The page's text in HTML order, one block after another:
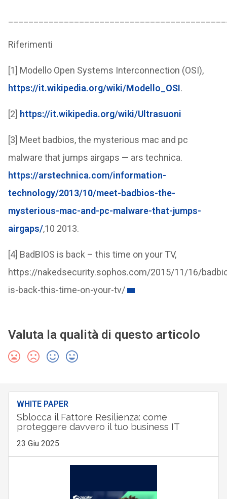
Riferimenti
[1] Modello Open Systems Interconnection (OSI),
https://it.wikipedia.org/wiki/Modello_OSI.
[2] https://it.wikipedia.org/wiki/Ultrasuoni
[3] Meet badbios, the mysterious mac and pc
malware that jumps airgaps — ars technica.
https://arstechnica.com/information-
technology/2013/10/meet-badbios-the-
mysterious-mac-and-pc-malware-that-jumps-
airgaps/,10 2013.
[4] BadBIOS is back – this time on your TV,
https://nakedsecurity.sophos.com/2015/11/16/
is-back-this-time-on-your-tv/
Valuta la qualità di questo articolo
WHITE PAPER
Sblocca il Fattore Resilienza: come
proteggere davvero il tuo business IT
23 Giu 2025